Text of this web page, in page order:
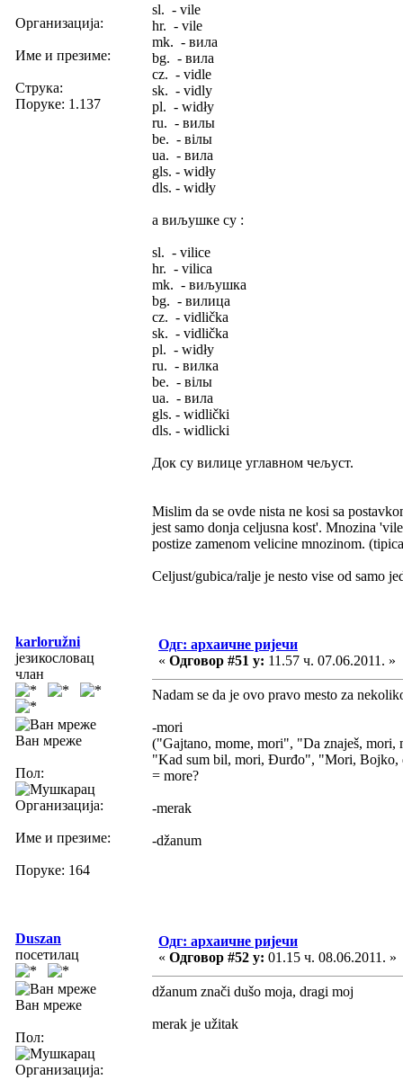
Организација:
Име и презиме:
Струка:
Поруке: 1.137
sl. - vile
hr. - vile
mk. - вила
bg. - вила
cz. - vidle
sk. - vidly
pl. - widły
ru. - вилы
be. - вілы
ua. - вила
gls. - widły
dls. - widły
а виљушке су :
sl. - vilice
hr. - vilicа
mk. - виљушка
bg. - вилица
cz. - vidlička
sk. - vidlička
pl. - widły
ru. - вилка
be. - вілы
ua. - вила
gls. - widlički
dls. - widlicki
Док су вилице углавном чељуст.
Mislim da se ovde nista ne kosi sa
jest samo donja celjusna kost'. Mnozina
postize zamenom velicine mnozinom.
Celjust/gubica/ralje je nesto vise od samo
karloružni
језикословац
члан
Ван мреже
Пол:
Организација:
Име и презиме:
Поруке: 164
Одг: архаичне ријечи
« Одговор #51 у: 11.57 ч. 07.06.2011. »
Nadam se da je ovo pravo mesto za
-mori
("Gajtano, mome, mori", "Da znaješ,
"Kad sum bil, mori, Đurđo", "Mori,
= more?
-merak
-džanum
Duszan
посетилац
Ван мреже
Пол:
Организација:
Одг: архаичне ријечи
« Одговор #52 у: 01.15 ч. 08.06.2011. »
džanum znači dušo moja, dragi moj
merak je užitak